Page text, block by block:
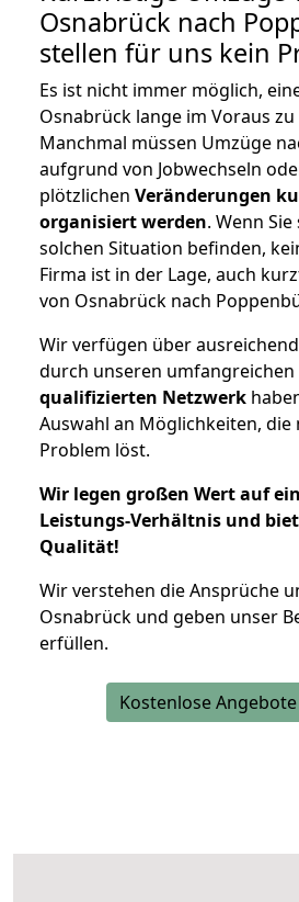
Osnabrück nach
stellen für uns kein
Es ist nicht immer möglich,
Osnabrück lange im Voraus zu
Manchmal müssen Umzüge
aufgrund von Jobwechseln
plötzlichen Veränderungen
organisiert werden. Wenn
solchen Situation befinden,
Firma ist in der Lage, auch
von Osnabrück nach
Wir verfügen über
durch unseren umfangreichen
qualifizierten Netzwerk
Auswahl an Möglichkeiten, die
Problem löst.
Wir legen großen Wert auf
Leistungs-Verhältnis und
Qualität!
Wir verstehen die Ansprüche
Osnabrück und geben unser
erfüllen.
Kostenlose